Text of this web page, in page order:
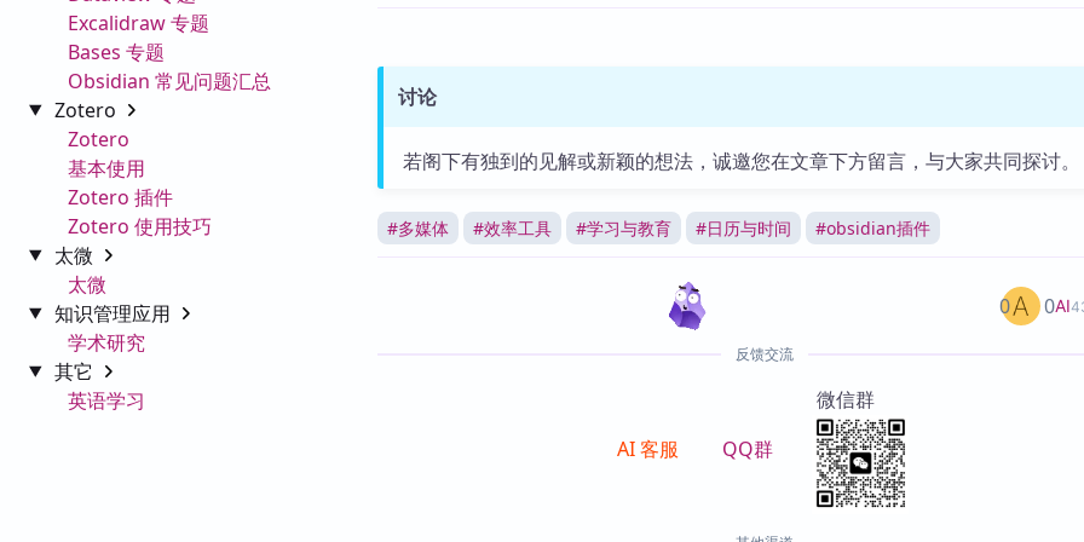
Excalidraw 专题
Bases 专题
Obsidian 常见问题汇总
Zotero
Zotero
基本使用
Zotero 插件
Zotero 使用技巧
太微
太微
知识管理应用
学术研究
其它
英语学习
讨论
若阁下有独到的见解或新颖的想法，诚邀您在文章下方留言，与大家共同探讨。
#多媒体 #效率工具 #学习与教育 #日历与时间 #obsidian插件
AI
0 0
反馈交流
AI 客服 QQ群
微信群